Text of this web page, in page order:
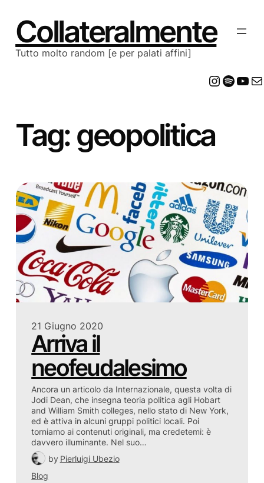
contenuto
Collateralmente
Tutto molto random [e per palati affini]
Tag:geopolitica
21 Giugno 2020
Arriva il
neofeudalesimo
Ancora un articolo da Internazionale, questa volta di
Jodi Dean, che insegna teoria politica agli Hobart
and William Smith colleges, nello stato di New York,
ed è attiva in alcuni gruppi politici locali. Poi
torniamo ai contenuti originali, ma credetemi: è
davvero illuminante. Nel suo…
by Pierluigi Ubezio
Blog